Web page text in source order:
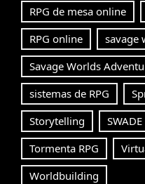
RPG de mesa online
RPG online
savage
Savage Worlds
sistemas de RPG
Storytelling
SWADE
Tormenta RPG
Worldbuilding